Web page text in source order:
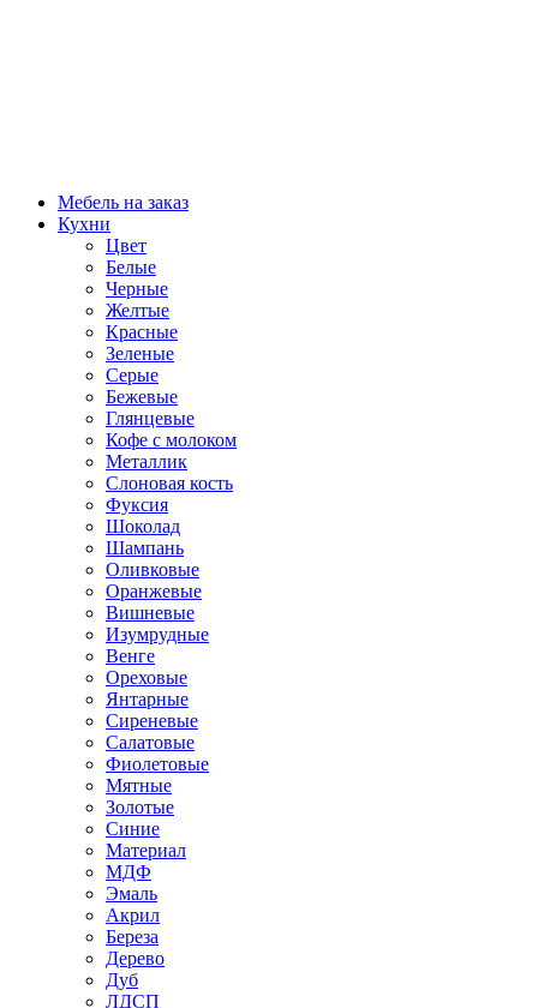
Мебель на заказ
Кухни
Цвет
Белые
Черные
Желтые
Красные
Зеленые
Серые
Бежевые
Глянцевые
Кофе с молоком
Металлик
Слоновая кость
Фуксия
Шоколад
Шампань
Оливковые
Оранжевые
Вишневые
Изумрудные
Венге
Ореховые
Янтарные
Сиреневые
Салатовые
Фиолетовые
Мятные
Золотые
Синие
Материал
МДФ
Эмаль
Акрил
Береза
Дерево
Дуб
ЛДСП